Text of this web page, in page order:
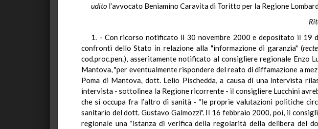
udito l’avvocato Beniamino Caravita di Toritto per la Regione
1. - Con ricorso notificato il 30 novembre 2000 e depositato il 19
confronti dello Stato in relazione alla "informazione di garanzia" (recte
cod.proc.pen.), asseritamente notificato al consigliere regionale
Mantova, "per eventualmente rispondere del reato di diffamazione a
Poma di Mantova, dott. Lelio Pischedda, a causa di una intervista
intervista - sottolinea la Regione ricorrente - il consigliere Lucchini
che si occupa fra l’altro di sanità - "le proprie valutazioni politiche
sanitario del dott. Gustavo Galmozzi". Il 16 febbraio 2000, poi, il
regionale una "istanza di verifica della regolarità della delibera del